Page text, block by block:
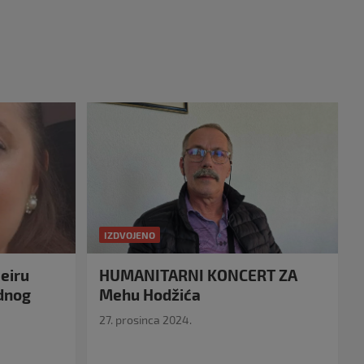
IZDVOJENO
HUMANITARNI KONCERT ZA
Mehu Hodžića
27. prosinca 2024.